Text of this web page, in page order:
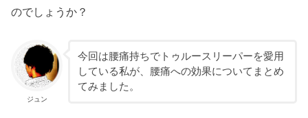
のでしょうか？
ジュン
今回は腰痛持ちでトゥルースリーパーを愛用
している私が、腰痛への効果についてまとめ
てみました。